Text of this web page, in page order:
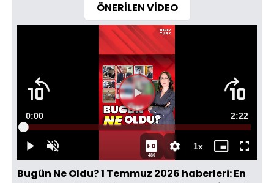
ÖNERİLEN VİDEO
Videoyu
Oynat
OynatSesi
Aç
Süre
0:00 Toplam
Süre
2:22
480
Yüklendi:
1xOynatma
Hızı
Mini
oynatıcı
Tam
Ekran
Bugün Ne Oldu? 1 Temmuz 2026 haberleri: En